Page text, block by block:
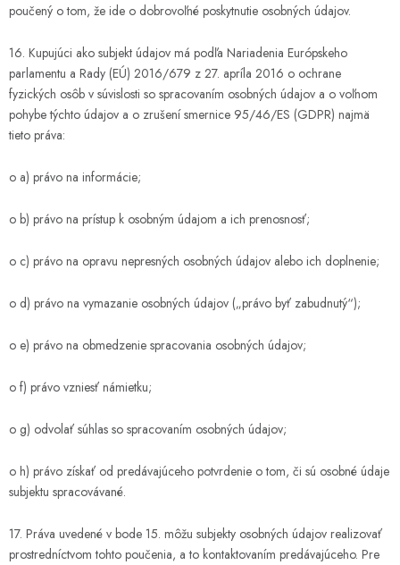
poučený o tom, že ide o dobrovoľné poskytnutie osobných údajov.
16. Kupujúci ako subjekt údajov má podľa Nariadenia Európskeho
parlamentu a Rady (EÚ) 2016/679 z 27. apríla 2016 o ochrane
fyzických osôb v súvislosti so spracovaním osobných údajov a o voľnom
pohybe týchto údajov a o zrušení smernice 95/46/ES (GDPR) najmä
tieto práva:
o a) právo na informácie;
o b) právo na prístup k osobným údajom a ich prenosnosť;
o c) právo na opravu nepresných osobných údajov alebo ich doplnenie;
o d) právo na vymazanie osobných údajov („právo byť zabudnutý“);
o e) právo na obmedzenie spracovania osobných údajov;
o f) právo vzniesť námietku;
o g) odvolať súhlas so spracovaním osobných údajov;
o h) právo získať od predávajúceho potvrdenie o tom, či sú osobné údaje
subjektu spracovávané.
17. Práva uvedené v bode 15. môžu subjekty osobných údajov realizovať
prostredníctvom tohto poučenia, a to kontaktovaním predávajúceho. Pre